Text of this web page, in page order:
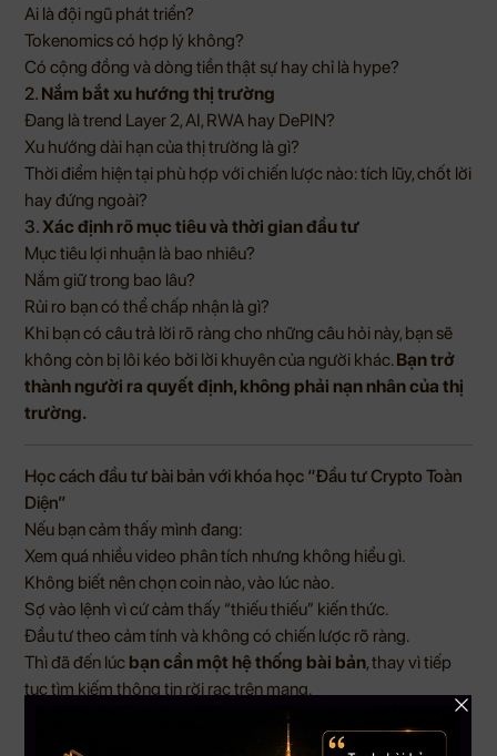
Ai là đội ngũ phát triển?
Tokenomics có hợp lý không?
Có cộng đồng và dòng tiền thật sự hay chỉ là hype?
2. Nắm bắt xu hướng thị trường
Đang là trend Layer 2, AI, RWA hay DePIN?
Xu hướng dài hạn của thị trường là gì?
Thời điểm hiện tại phù hợp với chiến lược nào: tích lũy, chốt lời
hay đứng ngoài?
3.Xác định rõ mục tiêu và thời gian đầu tư
Mục tiêu lợi nhuận là bao nhiêu?
Nắm giữ trong bao lâu?
Rủi ro bạn có thể chấp nhận là gì?
Khi bạn có câu trả lời rõ ràng cho những câu hỏi này, bạn sẽ
không còn bị lôi kéo bởi lời khuyên của người khác.Bạn trở
thành người ra quyết định, không phải nạn nhân của thị
trường.
Học cách đầu tư bài bản với khóa học “Đầu tư Crypto Toàn
Diện”
Nếu bạn cảm thấy mình đang:
Xem quá nhiều video phân tích nhưng không hiểu gì.
Không biết nên chọn coin nào, vào lúc nào.
Sợ vào lệnh vì cứ cảm thấy “thiếu thiếu” kiến thức.
Đầu tư theo cảm tính và không có chiến lược rõ ràng.
Thì đã đến lúc bạn cần một hệ thống bài bản, thay vì tiếp
tục tìm kiếm thông tin rời rạc trên mạng.
Đầu tư Crypto Toàn Diện